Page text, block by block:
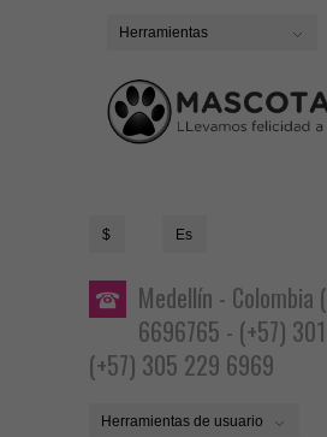
Herramientas
$ Es
Medellín - Colombia
6696765 - (+57)
(+57) 305 229 6969
Herramientas de usuario